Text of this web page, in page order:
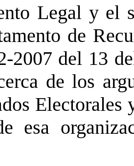
Legal y el
de
2007 del 13
de los
esa